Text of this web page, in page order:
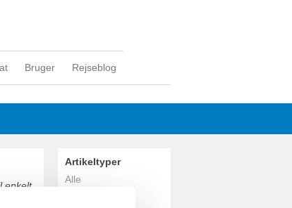
Bruger Rejseblog
enkelt
Artikeltyper
Alle